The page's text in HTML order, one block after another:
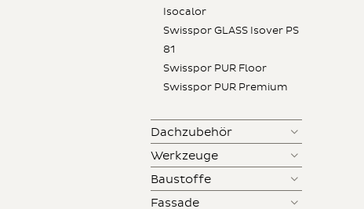
Isocalor
Swisspor GLASS Isover PS
81
Swisspor PUR Floor
Swisspor PUR Premium
Dachzubehör
Werkzeuge
Baustoffe
Fassade